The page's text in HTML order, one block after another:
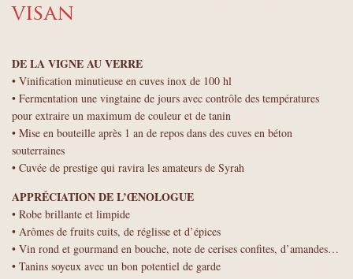
visan
DE LA VIGNE AU VERRE
• Vinification minutieuse en cuves inox de 100 hl
• Fermentation une vingtaine de jours avec contrôle des températures
pour extraire un maximum de couleur et de tanin
• Mise en bouteille après 1 an de repos dans des cuves en béton
souterraines
• Cuvée de prestige qui ravira les amateurs de Syrah
APPRÉCIATION DE L’ŒNOLOGUE
• Robe brillante et limpide
• Arômes de fruits cuits, de réglisse et d’épices
• Vin rond et gourmand en bouche, note de cerises confites, d’amandes…
• Tanins soyeux avec un bon potentiel de garde